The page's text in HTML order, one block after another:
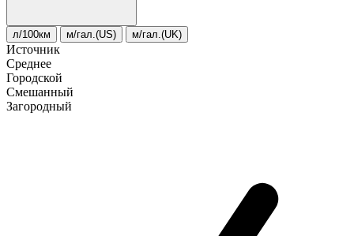
л/100км м/гал.(US) м/гал.(UK)
Источник
Среднее
Городской
Смешанный
Загородный